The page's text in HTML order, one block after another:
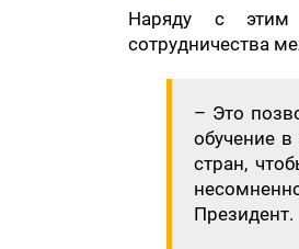
Наряду с этим
сотрудничества
– Это
обучение
стран,
Президент.